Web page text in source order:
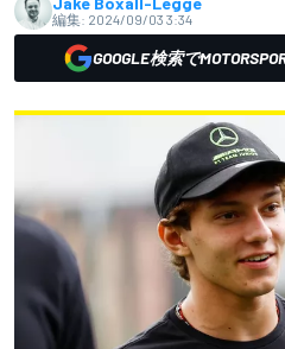
編集: 2024/09/03 3:34
GOOGLE検索で